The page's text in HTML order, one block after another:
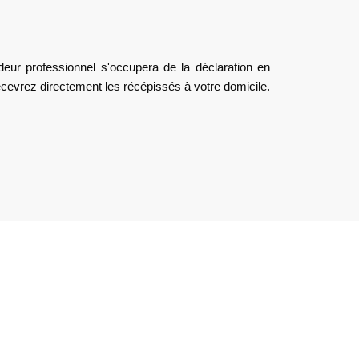
professionnel s'occupera de la déclaration en
directement les récépissés à votre domicile.